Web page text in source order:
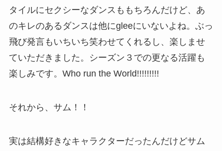
タイルにセクシーなダンスももちろんだけど、あ
のキレのあるダンスは他にgleeにいないよね。ぶっ
飛び発言もいちいち笑わせてくれるし、楽しませ
ていただきました。シーズン３での更なる活躍も
楽しみです。Who run the World!!!!!!!!!
それから、サム！！
実は結構好きなキャラクターだったんだけどサム